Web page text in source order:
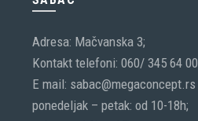
Adresa: Mačvanska 3;
Kontakt telefoni: 060/ 345 64 00
E mail: sabac@megaconcept.rs
ponedeljak – petak: od 10-18h;